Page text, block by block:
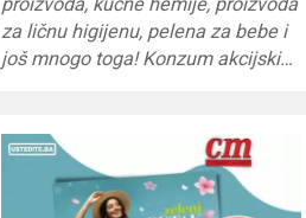
za ličnu higijenu, pelena za bebe i
još mnogo toga! Konzum akcijski…